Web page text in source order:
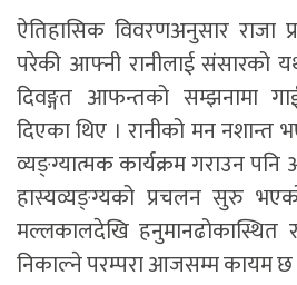
ऐतिहासिक विवरणअनुसार राजा
परेकी आफ्नी रानीलाई संसारको
दिवङ्गत आफन्तको सम्झनामा
दिएका थिए । रानीको मन नशान्त
व्यङ्ग्यात्मक कार्यक्रम गराउन
हास्यव्यङ्ग्यको प्रचलन सुरु
मल्लकालदेखि हनुमानढोकास्थित
निकाल्ने परम्परा आजसम्म कायम छ